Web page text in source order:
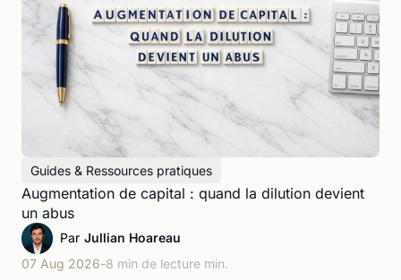
Guides & Ressources pratiques
Augmentation de capital : quand la dilution devient
un abus
Par Jullian Hoareau
07 Aug 2026-8 min de lecture